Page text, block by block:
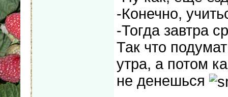
-Конечно,
-Тогда завтра
Так что
утра, а потом
не денешься